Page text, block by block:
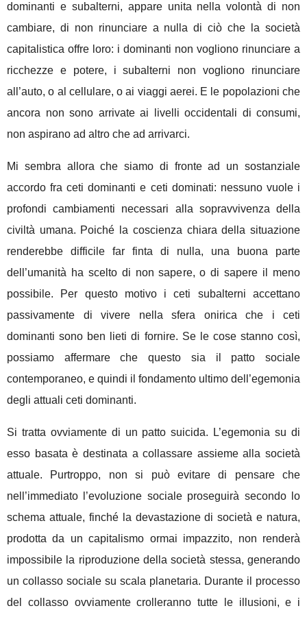
dominanti e subalterni, appare unita nella volontà di non
cambiare, di non rinunciare a nulla di ciò che la società
capitalistica offre loro: i dominanti non vogliono rinunciare a
ricchezze e potere, i subalterni non vogliono rinunciare
all’auto, o al cellulare, o ai viaggi aerei. E le popolazioni che
ancora non sono arrivate ai livelli occidentali di consumi,
non aspirano ad altro che ad arrivarci.
Mi sembra allora che siamo di fronte ad un sostanziale
accordo fra ceti dominanti e ceti dominati: nessuno vuole i
profondi cambiamenti necessari alla sopravvivenza della
civiltà umana. Poiché la coscienza chiara della situazione
renderebbe difficile far finta di nulla, una buona parte
dell’umanità ha scelto di non sapere, o di sapere il meno
possibile. Per questo motivo i ceti subalterni accettano
passivamente di vivere nella sfera onirica che i ceti
dominanti sono ben lieti di fornire. Se le cose stanno così,
possiamo affermare che questo sia il patto sociale
contemporaneo, e quindi il fondamento ultimo dell’egemonia
degli attuali ceti dominanti.
Si tratta ovviamente di un patto suicida. L’egemonia su di
esso basata è destinata a collassare assieme alla società
attuale. Purtroppo, non si può evitare di pensare che
nell’immediato l’evoluzione sociale proseguirà secondo lo
schema attuale, finché la devastazione di società e natura,
prodotta da un capitalismo ormai impazzito, non renderà
impossibile la riproduzione della società stessa, generando
un collasso sociale su scala planetaria. Durante il processo
del collasso ovviamente crolleranno tutte le illusioni, e i